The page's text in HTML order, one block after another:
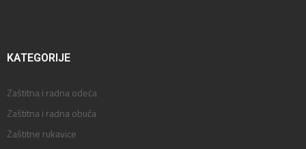
KATEGORIJE
Zaštitna i radna odeća
Zaštitna i radna obuća
Zaštitne rukavice